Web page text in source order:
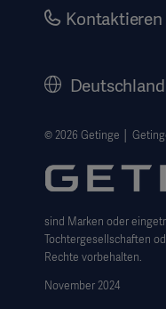
Investors
Rechtlicher Hinweis
Getinge
Haftungsausschluss
Cookie-Hinweis
AGB
Data Subject Request
Kontaktieren
© 2026 Getinge │
sind Marken oder
Tochtergesellschaften
Rechte vorbehalten.
November 2024